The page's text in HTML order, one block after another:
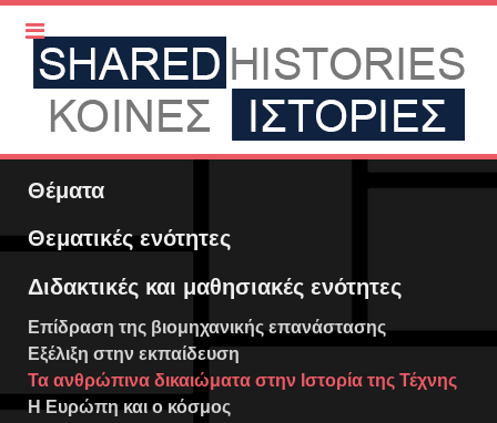
Θέματα
Θεματικές ενότητες
Διδακτικές και μαθησιακές ενότητες
Επίδραση της βιομηχανικής επανάστασης
Εξέλιξη στην εκπαίδευση
Τα ανθρώπινα δικαιώματα στην Ιστορία της Τέχνης
Η Ευρώπη και ο κόσμος